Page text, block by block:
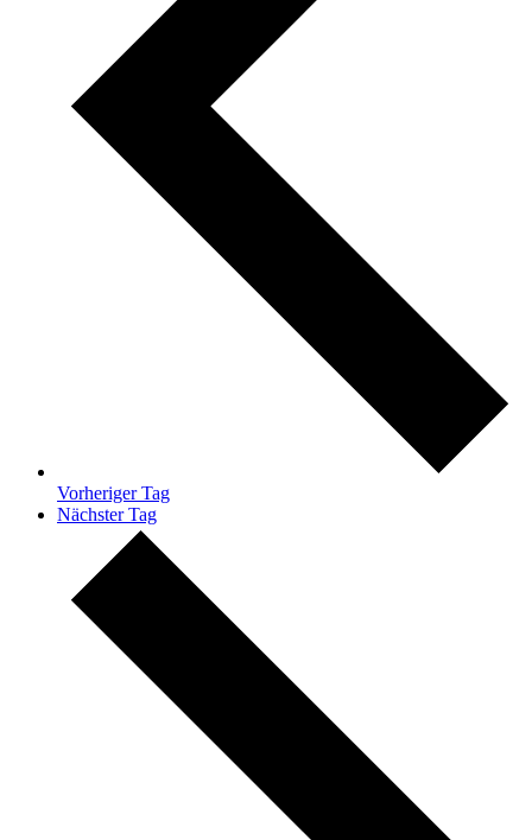
Vorheriger Tag
Nächster Tag